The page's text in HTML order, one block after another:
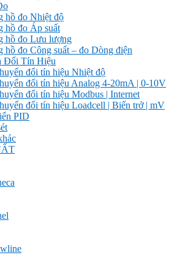
hồ đo Nhiệt độ
hồ đo Áp suất
hồ đo Lưu lượng
hồ đo Công suất – đo Dòng điện
Đổi Tín Hiệu
đổi tín hiệu Nhiệt độ
đổi tín hiệu Analog 4-20mA | 0-10V
đổi tín hiệu Modbus | Internet
đổi tín hiệu Loadcell | Biến trở | mV
PID